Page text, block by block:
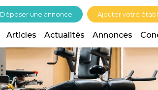
Déposer une annonce Ajouter votre
Articles Actualités Annonces